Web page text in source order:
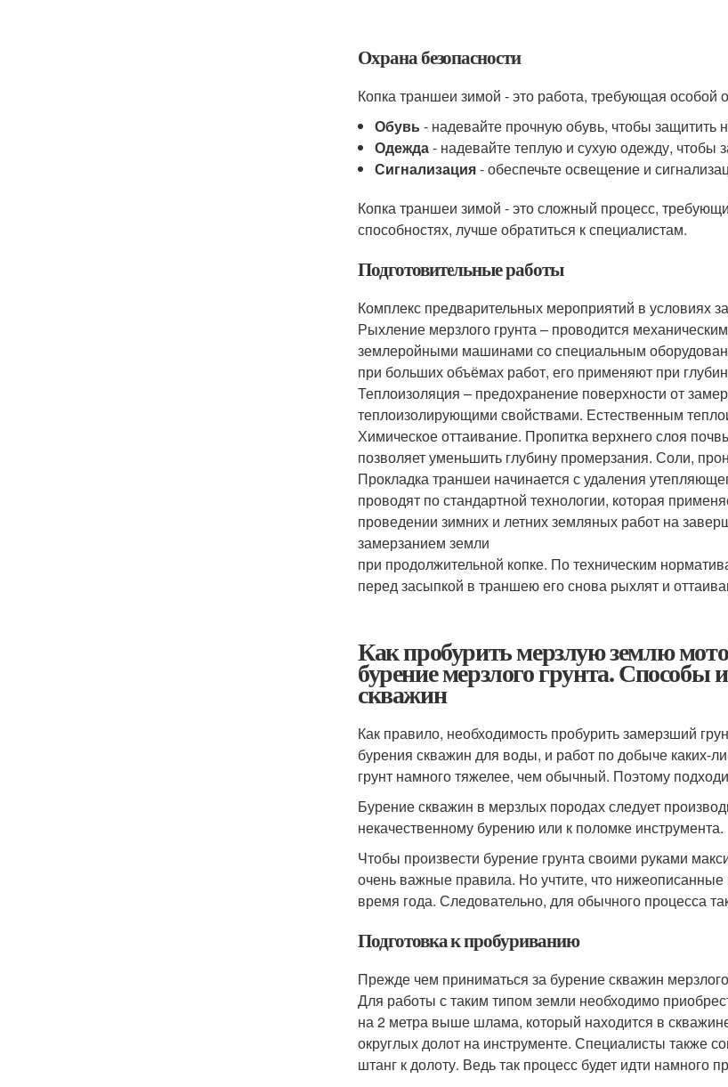
Охрана безопасности
Копка траншеи зимой - это работа, требующая особой
Обувь- надевайте прочную обувь, чтобы защитить
Одежда- надевайте теплую и сухую одежду, чтобы
Сигнализация- обеспечьте освещение и
Копка траншеи зимой - это сложный процесс,
способностях, лучше обратиться к специалистам.
Подготовительные работы
Комплекс предварительных мероприятий в условиях
Рыхление мерзлого грунта – проводится
землеройными машинами со специальным
при больших объёмах работ, его применяют при
Теплоизоляция – предохранение поверхности от
теплоизолирующими свойствами. Естественным
Химическое оттаивание. Пропитка верхнего слоя
позволяет уменьшить глубину промерзания. Соли,
Прокладка траншеи начинается с удаления
проводят по стандартной технологии, которая
проведении зимних и летних земляных работ на
замерзанием земли
при продолжительной копке. По техническим
перед засыпкой в траншею его снова рыхлят и
Как пробурить мерзлую землю
бурение мерзлого грунта. Способы
скважин
Как правило, необходимость пробурить замерзший
бурения скважин для воды, и работ по добыче каких-
грунт намного тяжелее, чем обычный. Поэтому
Бурение скважин в мерзлых породах следует
некачественному бурению или к поломке инструмента.
Чтобы произвести бурение грунта своими руками
очень важные правила. Но учтите, что
время года. Следовательно, для обычного процесса
Подготовка к пробуриванию
Прежде чем приниматься за бурение скважин
Для работы с таким типом земли необходимо
на 2 метра выше шлама, который находится в
округлых долот на инструменте. Специалисты также
штанг к долоту. Ведь так процесс будет идти намного